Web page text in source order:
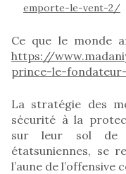
emporte-le-vent-2/
Ce que le monde
https://
prince-le-
La stratégie des
sécurité à la
sur leur sol de
étatsuniennes, se
l’aune de l’offensive